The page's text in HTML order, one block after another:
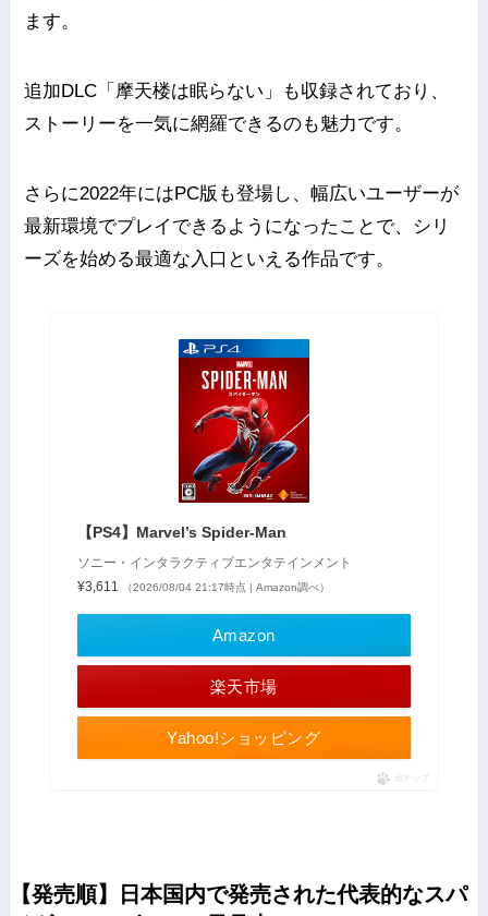
ます。
追加DLC「摩天楼は眠らない」も収録されており、
ストーリーを一気に網羅できるのも魅力です。
さらに2022年にはPC版も登場し、幅広いユーザーが
最新環境でプレイできるようになったことで、シリ
ーズを始める最適な入口といえる作品です。
【PS4】Marvel’s Spider-Man
ソニー・インタラクティブエンタテインメント
¥3,611
（2026/08/04 21:17時点 | Amazon調べ）
Amazon
楽天市場
Yahoo!ショッピング
ポチップ
【発売順】日本国内で発売された代表的なスパ